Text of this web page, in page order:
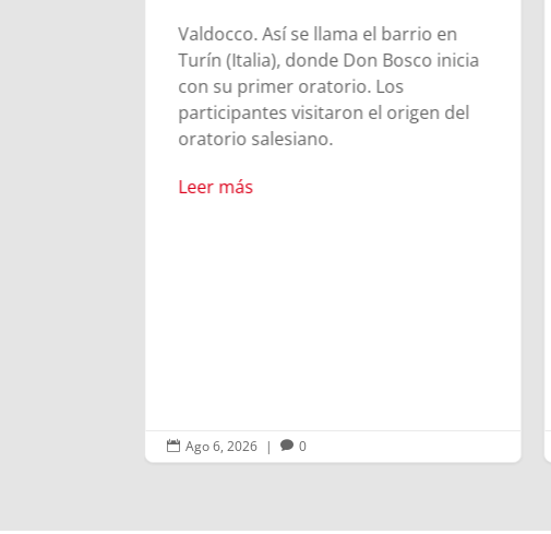
Valdocco. Así se llama el barrio en
Turín (Italia), donde Don Bosco inicia
con su primer oratorio. Los
participantes visitaron el origen del
oratorio salesiano.
Leer más
 Ago 6, 2026 |  0